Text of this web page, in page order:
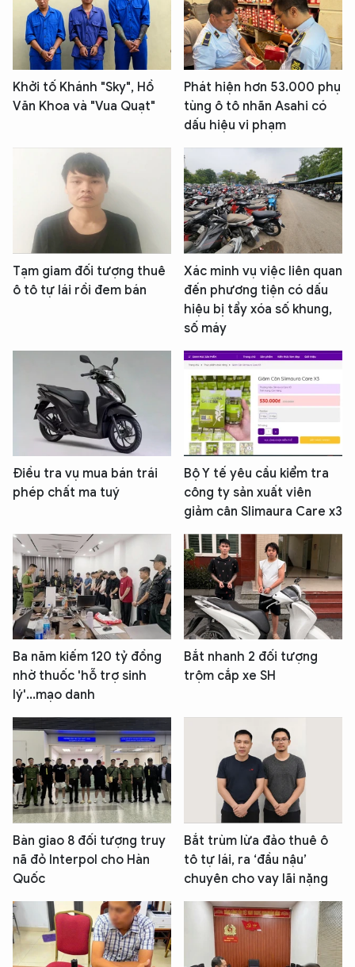
Khởi tố Khánh "Sky", Hồ
Văn Khoa và "Vua Quạt"
Phát hiện hơn 53.000 phụ
tùng ô tô nhãn Asahi có
dấu hiệu vi phạm
Tạm giam đối tượng thuê
ô tô tự lái rồi đem bán
Xác minh vụ việc liên quan
đến phương tiện có dấu
hiệu bị tẩy xóa số khung,
số máy
Điều tra vụ mua bán trái
phép chất ma tuý
Bộ Y tế yêu cầu kiểm tra
công ty sản xuất viên
giảm cân Slimaura Care x3
Ba năm kiếm 120 tỷ đồng
nhờ thuốc 'hỗ trợ sinh
lý'...mạo danh
Bắt nhanh 2 đối tượng
trộm cắp xe SH
Bàn giao 8 đối tượng truy
nã đỏ Interpol cho Hàn
Quốc
Bắt trùm lừa đảo thuê ô
tô tự lái, ra ‘đầu nậu’
chuyên cho vay lãi nặng